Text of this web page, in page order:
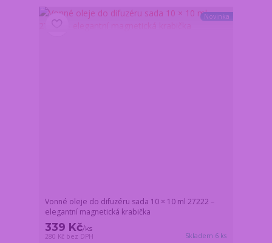
Novinka
Vonné oleje do difuzéru sada 10 × 10 ml 27222 –
elegantní magnetická krabička
339 Kč/ks
280 Kč bez DPH Skladem 6 ks